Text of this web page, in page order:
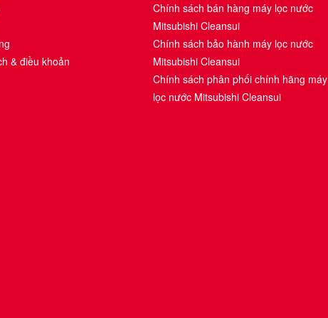
& điều khoản
Chính sách bán hàng máy lọc nước
Mitsubishi Cleansui
Chính sách bảo hành máy lọc nước
Mitsubishi Cleansui
Chính sách phân phối chính hãng máy
lọc nước Mitsubishi Cleansui